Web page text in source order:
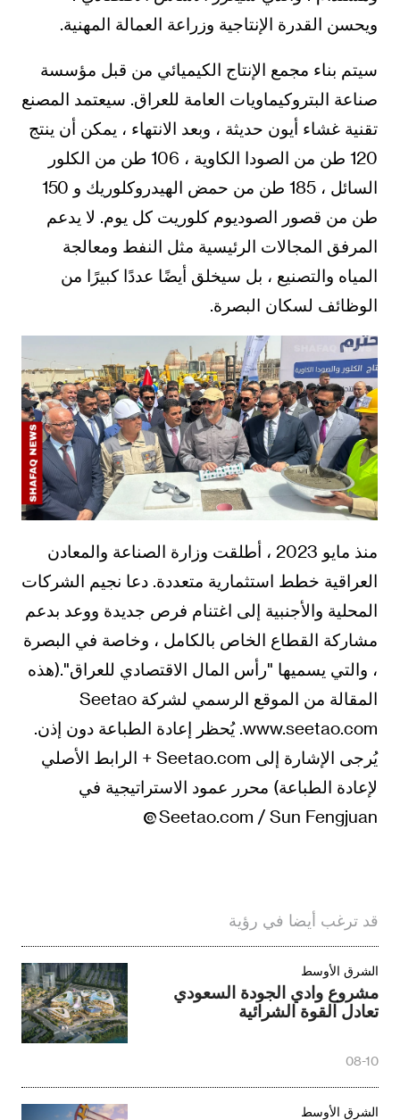
ويحسن القدرة الإنتاجية وزراعة العمالة المهنية.
سيتم بناء مجمع الإنتاج الكيميائي من قبل مؤسسة
صناعة البتروكيماويات العامة للعراق. سيعتمد المصنع
تقنية غشاء أيون حديثة ، وبعد الانتهاء ، يمكن أن ينتج
120 طن من الصودا الكاوية ، 106 طن من الكلور
السائل ، 185 طن من حمض الهيدروكلوريك و 150
طن من قصور الصوديوم كلوريت كل يوم. لا يدعم
المرفق المجالات الرئيسية مثل النفط ومعالجة
المياه والتصنيع ، بل سيخلق أيضًا عددًا كبيرًا من
الوظائف لسكان البصرة.
منذ مايو 2023 ، أطلقت وزارة الصناعة والمعادن
العراقية خطط استثمارية متعددة. دعا نجيم الشركات
المحلية والأجنبية إلى اغتنام فرص جديدة ووعد بدعم
مشاركة القطاع الخاص بالكامل ، وخاصة في البصرة
، والتي يسميها "رأس المال الاقتصادي للعراق".(هذه
المقالة من الموقع الرسمي لشركة Seetao
www.seetao.com. يُحظر إعادة الطباعة دون إذن.
يُرجى الإشارة إلى Seetao.com + الرابط الأصلي
لإعادة الطباعة) محرر عمود الاستراتيجية في
Seetao.com / Sun Fengjuan
قد ترغب أيضا في رؤية
الشرق الأوسط‎
مشروع وادي الجودة السعودي
تعادل القوة الشرائية
08-10
الشرق الأوسط‎